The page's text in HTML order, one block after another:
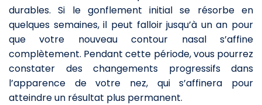
durables. Si le gonflement initial se résorbe en
quelques semaines, il peut falloir jusqu’à un an pour
que votre nouveau contour nasal s’affine
complètement. Pendant cette période, vous pourrez
constater des changements progressifs dans
l’apparence de votre nez, qui s’affinera pour
atteindre un résultat plus permanent.